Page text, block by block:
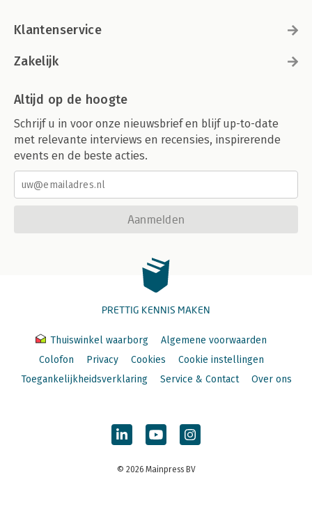
Klantenservice
Zakelijk
Altijd op de hoogte
Schrijf u in voor onze nieuwsbrief en blijf up-to-date
met relevante interviews en recensies, inspirerende
events en de beste acties.
Aanmelden
PRETTIG KENNIS MAKEN
Thuiswinkel waarborg
Algemene voorwaarden
Colofon
Privacy Cookies
Cookie instellingen
Toegankelijkheidsverklaring
Service & Contact Over ons
© 2026 Mainpress BV